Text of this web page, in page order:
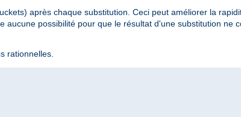
après chaque substitution. Ceci peut améliorer la
possibilité pour que le résultat d'une substitution ne
rationnelles.